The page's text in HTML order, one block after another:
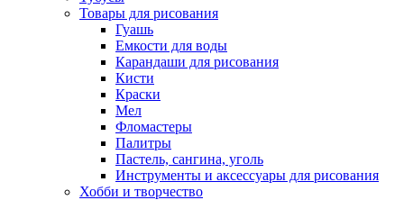
Товары для рисования
Гуашь
Емкости для воды
Карандаши для рисования
Кисти
Краски
Мел
Фломастеры
Палитры
Пастель, сангина, уголь
Инструменты и аксессуары для рисования
Хобби и творчество